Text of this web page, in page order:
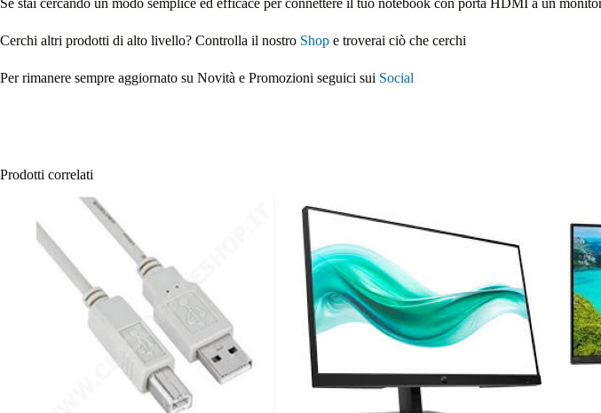
Se stai cercando un modo semplice ed efficace per connettere il tuo notebook con porta HDMI a un
Cerchi altri prodotti di alto livello? Controlla il nostro Shop e troverai ciò che cerchi
Per rimanere sempre aggiornato su Novità e Promozioni seguici sui Social
Prodotti correlati